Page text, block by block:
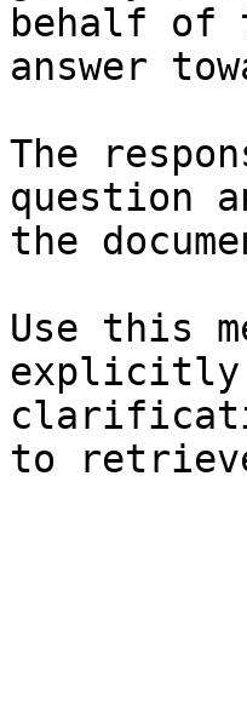
behalf of
answer
The
question
the
Use this
explicitly